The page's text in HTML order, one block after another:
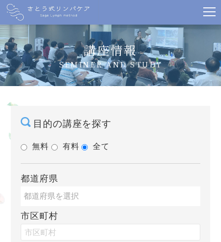
講座情報
SEMINER AND STUDY
目的の講座を探す
無料 有料 全て
都道府県
市区町村